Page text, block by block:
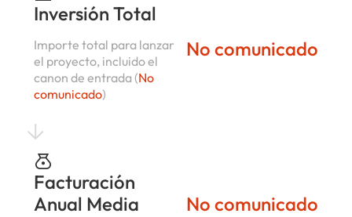
Inversión Total
Importe total para lanzar
el proyecto, incluido el
canon de entrada (No
comunicado)
No comunicado
Facturación
Anual Media
No comunicado